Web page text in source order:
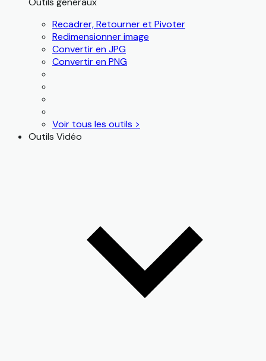
Recadrer, Retourner et Pivoter
Redimensionner image
Convertir en JPG
Convertir en PNG
Voir tous les outils >
Outils Vidéo